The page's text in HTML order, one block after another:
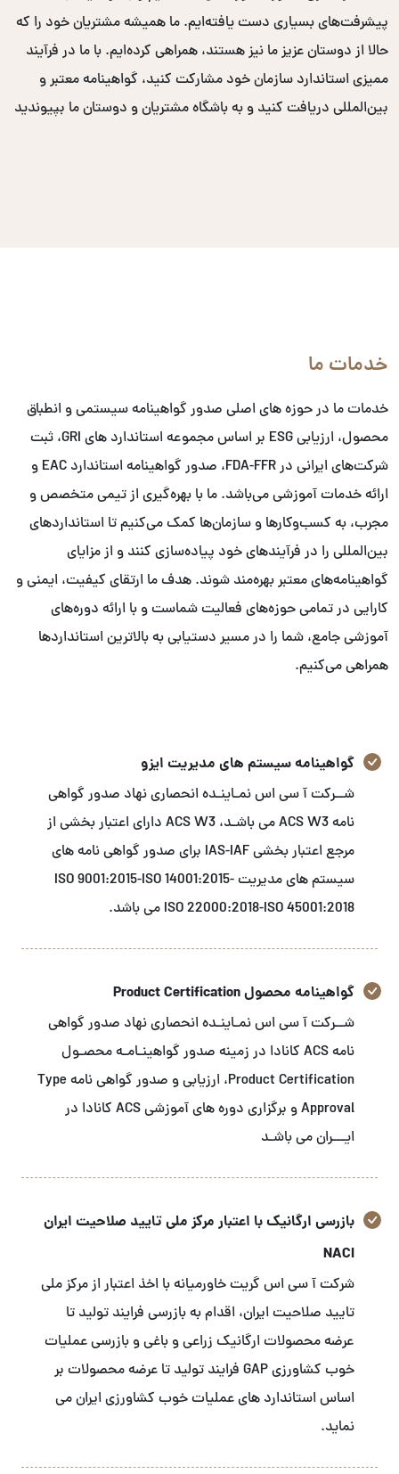
پیشرفت‌های بسیاری دست یافته‌ایم. ما همیشه مشتریان خود را که
حالا از دوستان عزیز ما نیز هستند، همراهی کرده‌ایم. با ما در فرآیند
ممیزی استاندارد سازمان خود مشارکت کنید، گواهینامه معتبر و
بین‌المللی دریافت کنید و به باشگاه مشتریان و دوستان ما بپیوندید
خدمات ما
خدمات ما در حوزه های اصلی صدور گواهینامه سیستمی و انطباق
محصول، ارزیابی ESG بر اساس مجموعه استاندارد های GRI، ثبت
شرکت‌های ایرانی در FDA-FFR، صدور گواهینامه استاندارد EAC و
ارائه خدمات آموزشی می‌باشد. ما با بهره‌گیری از تیمی متخصص و
مجرب، به کسب‌وکارها و سازمان‌ها کمک می‌کنیم تا استانداردهای
بین‌المللی را در فرآیندهای خود پیاده‌سازی کنند و از مزایای
گواهینامه‌های معتبر بهره‌مند شوند. هدف ما ارتقای کیفیت، ایمنی و
کارایی در تمامی حوزه‌های فعالیت شماست و با ارائه دوره‌های
آموزشی جامع، شما را در مسیر دستیابی به بالاترین استانداردها
همراهی می‌کنیم.
گواهینامه سیستم های مدیریت ایزو
شــرکت آ سی اس نمـاینـده انحصاری نهاد صدور گواهی
نامه ACS W3 می باشـد، ACS W3 دارای اعتبار بخشی از
مرجع اعتبار بخشی IAS-IAF برای صدور گواهی نامه های
سیستم های مدیریت ISO 9001:2015-ISO 14001:2015-
ISO 22000:2018-ISO 45001:2018 می باشد.
گواهینامه محصول Product Certification
شــرکت آ سی اس نمـاینـده انحصاری نهاد صدور گواهی
نامه ACS کانادا در زمینه صدور گواهینـامـه محصـول
Product Certification، ارزیابی و صدور گواهی نامه Type
Approval و برگزاری دوره های آموزشی ACS کانادا در
ایـــران می باشـد
بازرسی ارگانیک با اعتبار مرکز ملی تایید صلاحیت ایران
NACI
شرکت آ سی اس گریت خاورمیانه با اخذ اعتبار از مرکز ملی
تایید صلاحیت ایران، اقدام به بازرسی فرایند تولید تا
عرضه محصولات ارگانیک زراعی و باغی و بازرسی عملیات
خوب کشاورزی GAP فرایند تولید تا عرضه محصولات بر
اساس استاندارد های عملیات خوب کشاورزی ایران می
نماید.